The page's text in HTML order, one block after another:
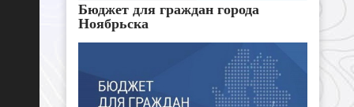
Бюджет для граждан города
Ноябрьска